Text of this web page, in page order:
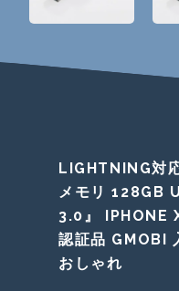
LIGHTNING対
メモリ 128GB
3.0』
認証品 GMOBI
おしゃれ